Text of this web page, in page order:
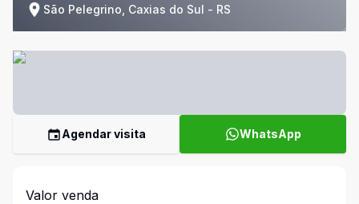
São Pelegrino, Caxias do Sul - RS
Agendar visita WhatsApp
Valor venda